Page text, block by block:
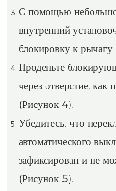
С помощью
внутренний
блокировку к рычагу
Проденьте
через отверстие, как
(Рисунок 4).
Убедитесь, что
автоматического
зафиксирован и не
(Рисунок 5).